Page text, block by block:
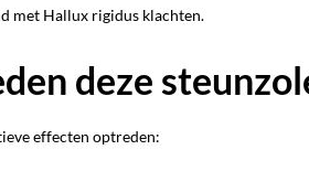
met Hallux rigidus klachten.
deze
effecten optreden: